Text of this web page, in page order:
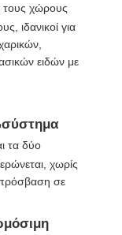
τους χώρους
ιδανικοί για
ειδών με
σύστημα
τα δύο
χωρίς
σε